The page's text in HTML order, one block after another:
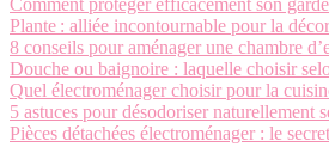
Comment protéger efficacement son
Plante : alliée incontournable pour la
8 conseils pour aménager une chambre
Douche ou baignoire : laquelle choisir
Quel électroménager choisir pour la
5 astuces pour désodoriser naturellement
Pièces détachées électroménager : le